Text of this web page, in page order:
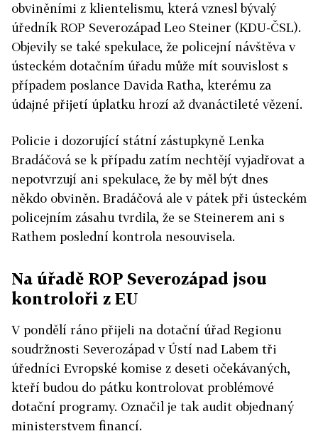
obviněními z klientelismu, která vznesl bývalý
úředník ROP Severozápad Leo Steiner (KDU-ČSL).
Objevily se také spekulace, že policejní návštěva v
ústeckém dotačním úřadu může mít souvislost s
případem poslance Davida Ratha, kterému za
údajné přijetí úplatku hrozí až dvanáctileté vězení.
Policie i dozorující státní zástupkyně Lenka
Bradáčová se k případu zatím nechtějí vyjadřovat a
nepotvrzují ani spekulace, že by měl být dnes
někdo obviněn. Bradáčová ale v pátek při ústeckém
policejním zásahu tvrdila, že se Steinerem ani s
Rathem poslední kontrola nesouvisela.
Na úřadě ROP Severozápad jsou
kontroloři z EU
V pondělí ráno přijeli na dotační úřad Regionu
soudržnosti Severozápad v Ústí nad Labem tři
úředníci Evropské komise z deseti očekávaných,
kteří budou do pátku kontrolovat problémové
dotační programy. Označil je tak audit objednaný
ministerstvem financí.